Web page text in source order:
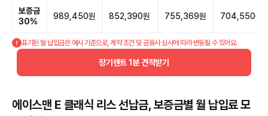
보증금
30%
989,450원 852,390원 755,369원 704,550원
표기된 월 납입금은 예시 기준으로, 계약 조건 및 금융사 심사에 따라 변동될 수 있어요.
장기렌트 1분 견적받기
에이스맨 E 클래식 리스 선납금, 보증금별 월 납입료 모